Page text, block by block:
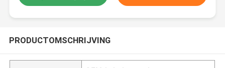
PRODUCTOMSCHRIJVING